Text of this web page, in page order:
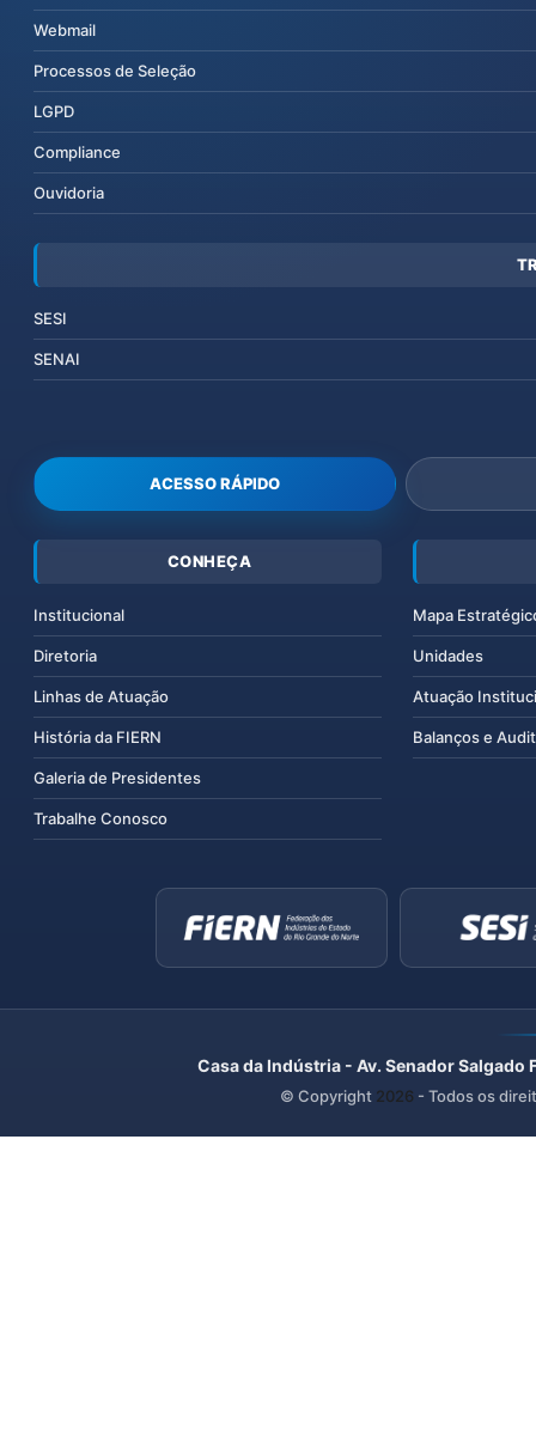
Webmail
Processos de Seleção
LGPD
Compliance
Ouvidoria
SESI
SENAI
ACESSO RÁPIDO
CONHEÇA
Institucional
Diretoria
Linhas de Atuação
História da FIERN
Galeria de Presidentes
Trabalhe Conosco
Mapa
Unidades
Atuação
Balanços e
Casa da Indústria - Av. Senador
© Copyright 2026 - Todos os